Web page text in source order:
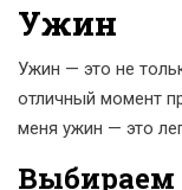
Ужин
Ужин — это не
отличный момент
меня ужин — это